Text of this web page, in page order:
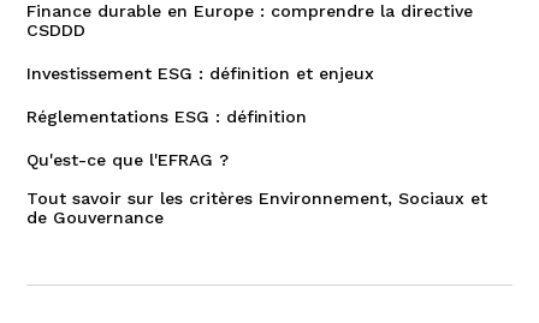
Finance durable en Europe : comprendre la directive
CSDDD
Investissement ESG : définition et enjeux
Réglementations ESG : définition
Qu'est-ce que l'EFRAG ?
Tout savoir sur les critères Environnement, Sociaux et
de Gouvernance